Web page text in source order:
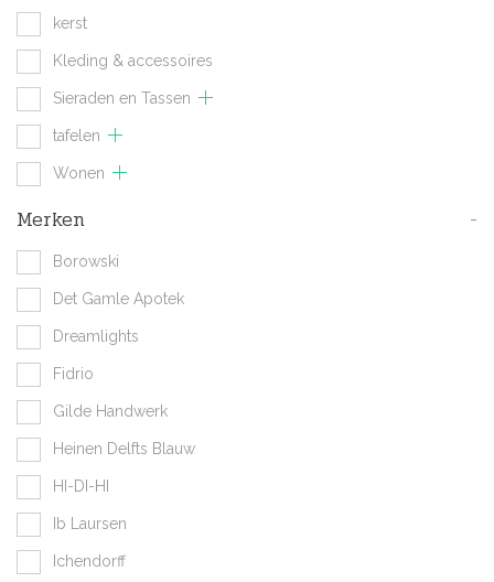
kerst
Kleding & accessoires
Sieraden en Tassen
tafelen
Wonen
Merken -
Borowski
Det Gamle Apotek
Dreamlights
Fidrio
Gilde Handwerk
Heinen Delfts Blauw
HI-DI-HI
Ib Laursen
Ichendorff